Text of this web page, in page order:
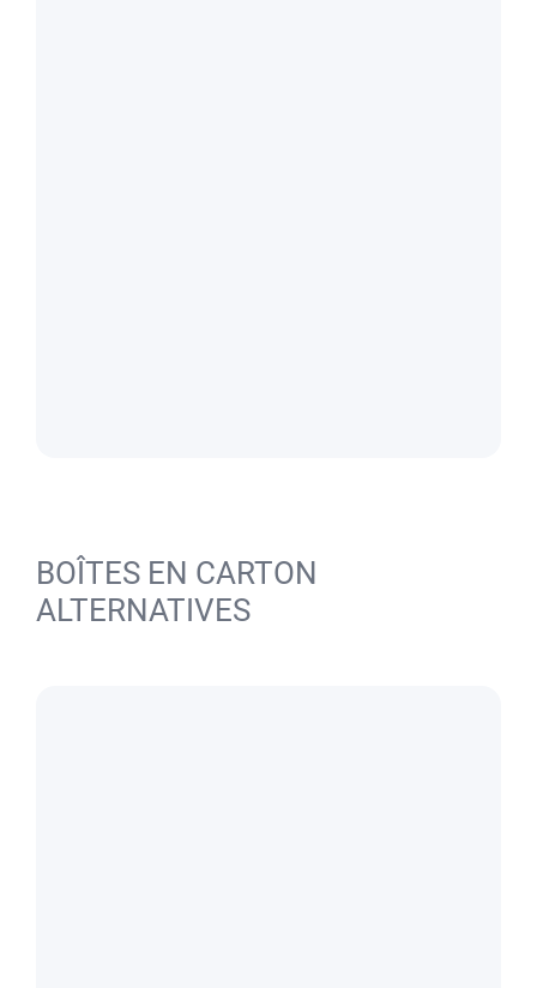
BOÎTES EN CARTON
ALTERNATIVES